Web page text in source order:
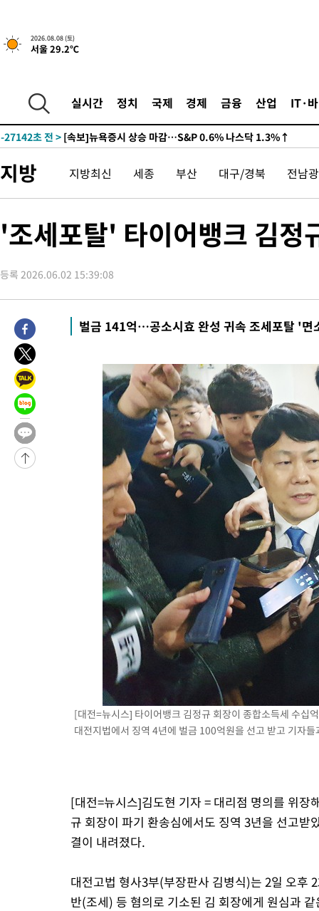
2026.08.08 (토)
서울 29.2℃
실시간 정치 국제 경제 금융 산업 IT·
-27142초 전 > [속보]뉴욕증시 상승 마감…S&P 0.6% 나스닥 1.3%↑
지방 지방최신 세종 부산 대구/경북 전남
'조세포탈' 타이어뱅크 김정
등록 2026.06.02 15:39:08
벌금 141억…공소시효 완성 귀속 조세포탈 '면
[대전=뉴시스] 타이어뱅크 김정규 회장이 종합소득세 수십
대전지법에서 징역 4년에 벌금 100억원을 선고 받고 기자
[대전=뉴시스]김도현 기자 = 대리점 명의를 위
규 회장이 파기 환송심에서도 징역 3년을 선고
결이 내려졌다.
대전고법 형사3부(부장판사 김병식)는 2일 오후
반(조세) 등 혐의로 기소된 김 회장에게 원심과